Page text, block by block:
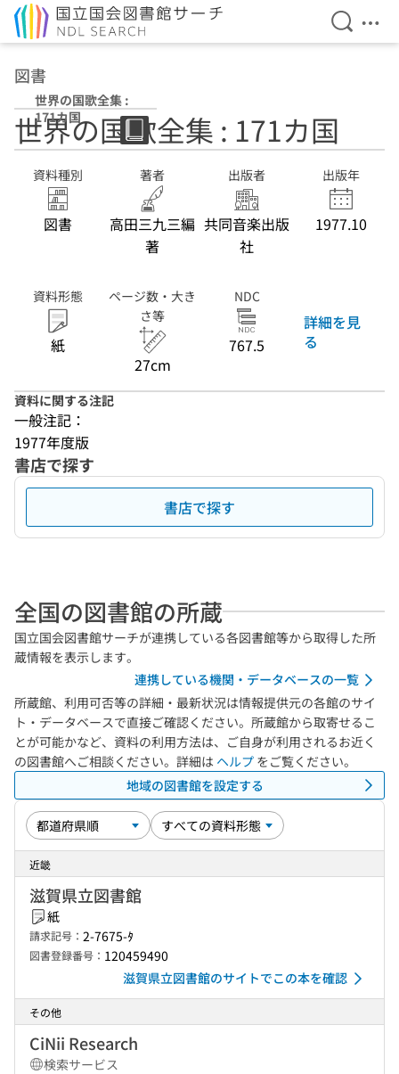
検索を
メ
図書
世界の国歌全集 :
171カ国
世界の国歌全集 : 171カ国
資料種別
図書
著者
高田三九三編
著
出版者
共同音楽出版
社
出版年
1977.10
資料形態
紙
ページ数・大き
さ等
27cm
NDC
767.5
詳細を見
る
資料に関する注記
一般注記：
1977年度版
書店で探す
書店で探す
全国の図書館の所蔵
国立国会図書館サーチが連携している各図書館等から取得した所
蔵情報を表示します。
連携している機関・データベースの一覧
所蔵館、利用可否等の詳細・最新状況は情報提供元の各館のサイ
ト・データベースで直接ご確認ください。所蔵館から取寄せるこ
とが可能かなど、資料の利用方法は、ご自身が利用されるお近く
の図書館へご相談ください。詳細は ヘルプ をご覧ください。
地域の図書館を設定する
近畿
滋賀県立図書館
紙
請求記号： 2-7675-ﾀ
図書登録番号： 120459490
滋賀県立図書館のサイトでこの本を確認
その他
CiNii Research
検索サービス